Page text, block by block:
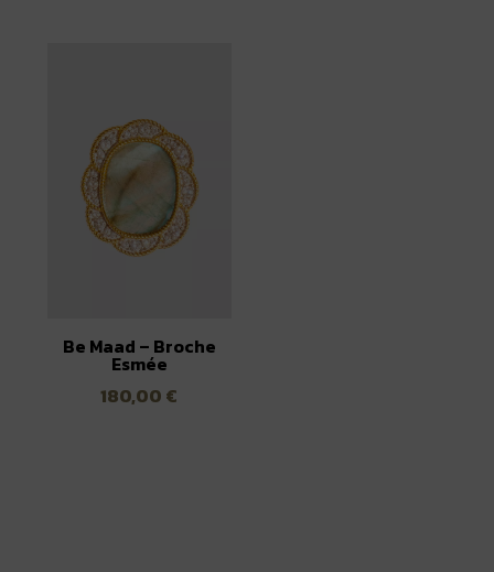
Be Maad – Broche
Esmée
180,00 €